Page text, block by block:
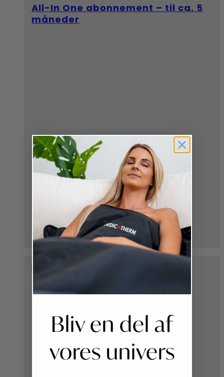
All-In One abonnement – til ca. 5
måneder
PH Up, 1 kg - SpaCare
Bliv en del af
vores univers